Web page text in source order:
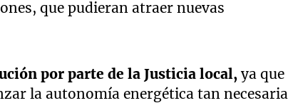
que pudieran atraer nuevas
por parte de la Justicia local,ya que
la autonomía energética tan necesaria